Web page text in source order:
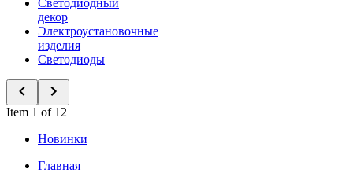
Светодиодный
декор
Электроустановочные
изделия
Светодиоды
Item 1 of 12
Новинки
Главная